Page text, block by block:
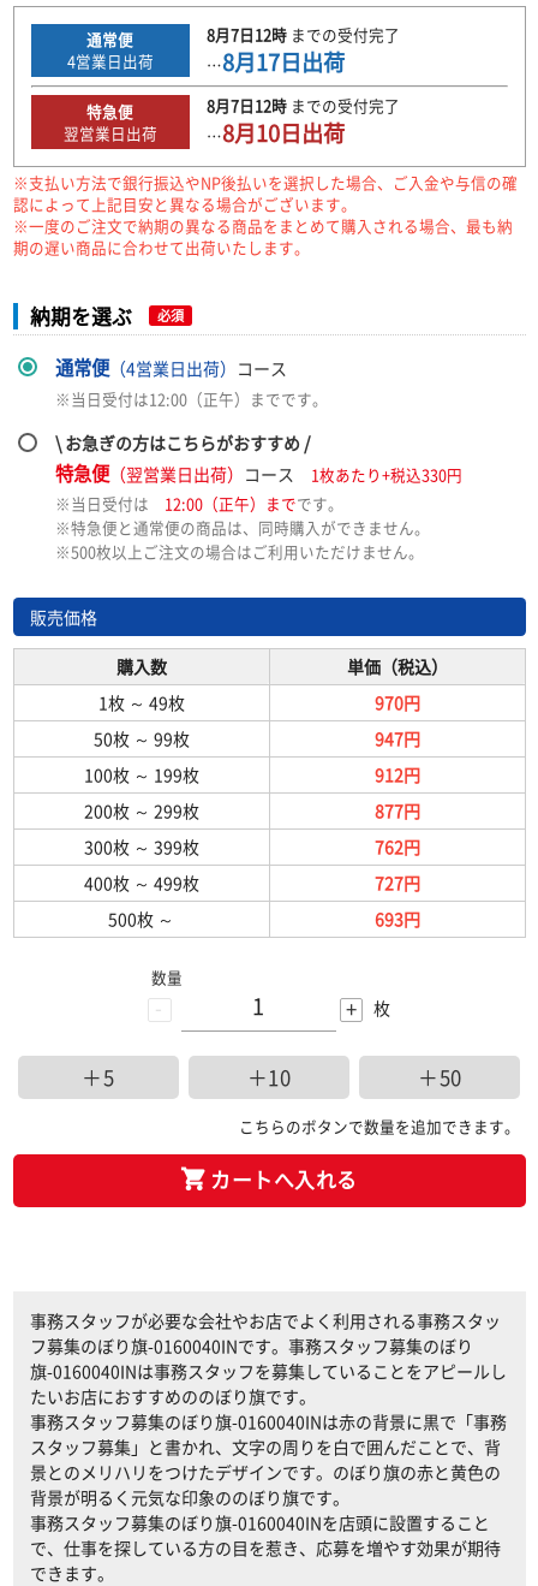
通常便
4営業日出荷
8月7日12時までの受付完了
…8月17日出荷
特急便
翌営業日出荷
8月7日12時までの受付完了
…8月10日出荷
※支払い方法で銀行振込やNP後払いを選択した場合、ご入金や与信の確
認によって上記目安と異なる場合がございます。
※一度のご注文で納期の異なる商品をまとめて購入される場合、最も納
期の遅い商品に合わせて出荷いたします。
納期を選ぶ 必須
通常便（4営業日出荷） コース
※当日受付は12:00（正午）までです。
\ お急ぎの方はこちらがおすすめ /
特急便（翌営業日出荷） コース
1枚あたり+税込330円
※当日受付は 12:00（正午）までです。
※特急便と通常便の商品は、同時購入ができません。
※500枚以上ご注文の場合はご利用いただけません。
販売価格
購入数
単価（税込）
1枚 ～ 49枚
970円
50枚 ～ 99枚
947円
100枚 ～ 199枚
912円
200枚 ～ 299枚
877円
300枚 ～ 399枚
762円
400枚 ～ 499枚
727円
500枚 ～ 693円
-
数量
+ 枚
＋5 ＋10 ＋50
こちらのボタンで数量を追加できます。
カートへ入れる
事務スタッフが必要な会社やお店でよく利用される事務スタッ
フ募集のぼり旗-0160040INです。事務スタッフ募集のぼり
旗-0160040INは事務スタッフを募集していることをアピールし
たいお店におすすめののぼり旗です。
事務スタッフ募集のぼり旗-0160040INは赤の背景に黒で「事務
スタッフ募集」と書かれ、文字の周りを白で囲んだことで、背
景とのメリハリをつけたデザインです。のぼり旗の赤と黄色の
背景が明るく元気な印象ののぼり旗です。
事務スタッフ募集のぼり旗-0160040INを店頭に設置すること
で、仕事を探している方の目を惹き、応募を増やす効果が期待
できます。